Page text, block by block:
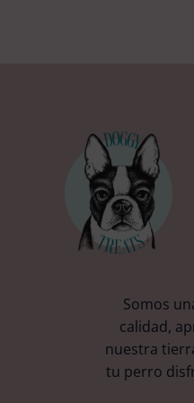
Somos
calidad,
nuestra
tu perro